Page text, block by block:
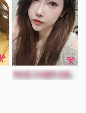
하숙집 그녀들의 신음소리3